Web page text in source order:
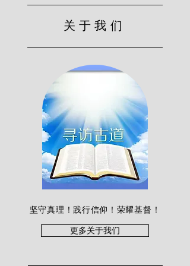
关于我们
坚守真理！践行信仰！荣耀基督！
更多关于我们